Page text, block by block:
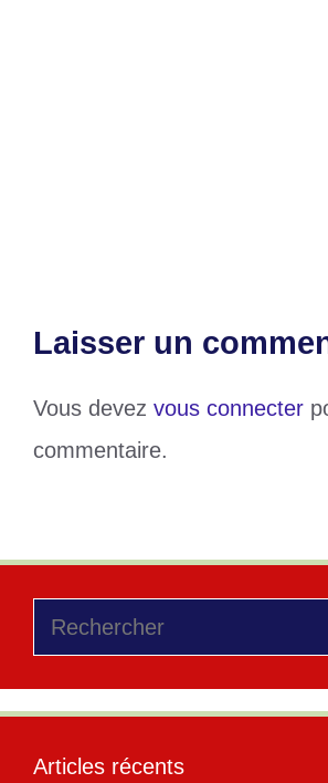
Laisser un
Vous devez vous connecter
commentaire.
Rechercher
Articles récents